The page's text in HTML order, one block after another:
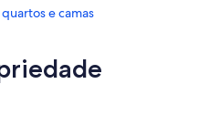
e camas